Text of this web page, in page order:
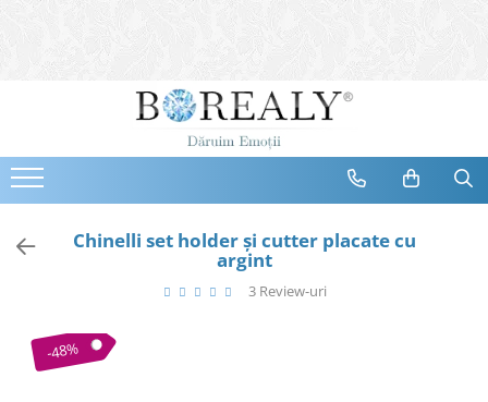
Bijuterii
Cercei
Bratari
Coliere
Destinatari
Chinelli set holder și cutter placate cu
argint
3 Review-uri
-48%